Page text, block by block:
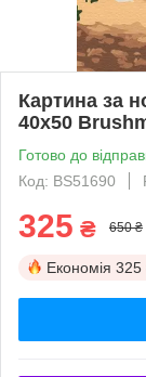
Картина за
40x50
Готово до
Код: BS51690
325 ₴ 650 ₴
Економія 325